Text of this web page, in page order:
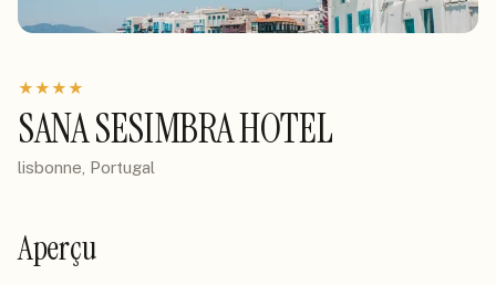
★★★★
SANA SESIMBRA HOTEL
lisbonne, Portugal
Aperçu